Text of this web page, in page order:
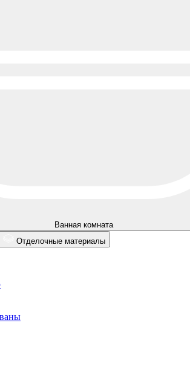
Ванная комната
Отделочные материалы